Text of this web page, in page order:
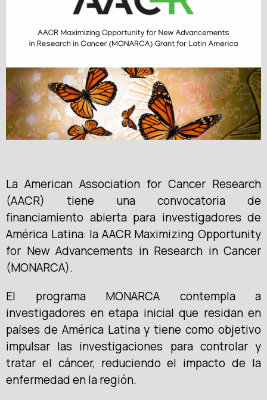
La American Association for Cancer Research
(AACR) tiene una convocatoria de
financiamiento abierta para investigadores de
América Latina: la AACR Maximizing Opportunity
for New Advancements in Research in Cancer
(MONARCA).
El programa MONARCA contempla a
investigadores en etapa inicial que residan en
países de América Latina y tiene como objetivo
impulsar las investigaciones para controlar y
tratar el cáncer, reduciendo el impacto de la
enfermedad en la región.